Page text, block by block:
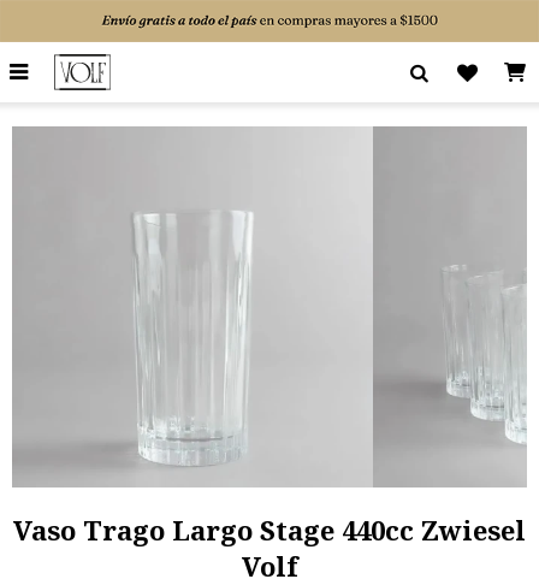

Vaso Trago Largo Stage 440cc Zwiesel
Volf